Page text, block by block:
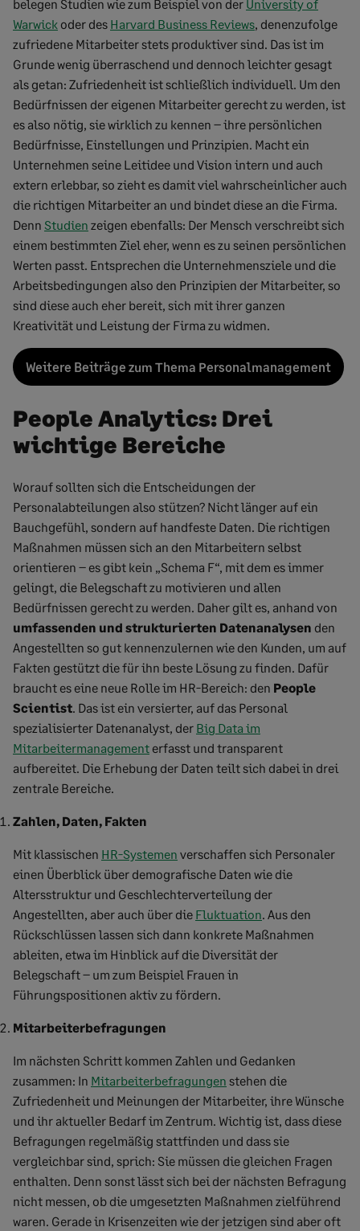
belegen Studien wie zum Beispiel von der University of
Warwick oder des Harvard Business Reviews, denenzufolge
zufriedene Mitarbeiter stets produktiver sind. Das ist im
Grunde wenig überraschend und dennoch leichter gesagt
als getan: Zufriedenheit ist schließlich individuell. Um den
Bedürfnissen der eigenen Mitarbeiter gerecht zu werden, ist
es also nötig, sie wirklich zu kennen – ihre persönlichen
Bedürfnisse, Einstellungen und Prinzipien. Macht ein
Unternehmen seine Leitidee und Vision intern und auch
extern erlebbar, so zieht es damit viel wahrscheinlicher auch
die richtigen Mitarbeiter an und bindet diese an die Firma.
Denn Studien zeigen ebenfalls: Der Mensch verschreibt sich
einem bestimmten Ziel eher, wenn es zu seinen persönlichen
Werten passt. Entsprechen die Unternehmensziele und die
Arbeitsbedingungen also den Prinzipien der Mitarbeiter, so
sind diese auch eher bereit, sich mit ihrer ganzen
Kreativität und Leistung der Firma zu widmen.
Weitere Beiträge zum Thema Personalmanagement
People Analytics: Drei
wichtige Bereiche
Worauf sollten sich die Entscheidungen der
Personalabteilungen also stützen? Nicht länger auf ein
Bauchgefühl, sondern auf handfeste Daten. Die richtigen
Maßnahmen müssen sich an den Mitarbeitern selbst
orientieren – es gibt kein „Schema F“, mit dem es immer
gelingt, die Belegschaft zu motivieren und allen
Bedürfnissen gerecht zu werden. Daher gilt es, anhand von
umfassenden und strukturierten Datenanalysen den
Angestellten so gut kennenzulernen wie den Kunden, um auf
Fakten gestützt die für ihn beste Lösung zu finden. Dafür
braucht es eine neue Rolle im HR-Bereich: den People
Scientist. Das ist ein versierter, auf das Personal
spezialisierter Datenanalyst, der Big Data im
Mitarbeitermanagement erfasst und transparent
aufbereitet. Die Erhebung der Daten teilt sich dabei in drei
zentrale Bereiche.
Zahlen, Daten, Fakten
Mit klassischen HR-Systemen verschaffen sich Personaler
einen Überblick über demografische Daten wie die
Altersstruktur und Geschlechterverteilung der
Angestellten, aber auch über die Fluktuation. Aus den
Rückschlüssen lassen sich dann konkrete Maßnahmen
ableiten, etwa im Hinblick auf die Diversität der
Belegschaft – um zum Beispiel Frauen in
Führungspositionen aktiv zu fördern.
Mitarbeiterbefragungen
Im nächsten Schritt kommen Zahlen und Gedanken
zusammen: In Mitarbeiterbefragungen stehen die
Zufriedenheit und Meinungen der Mitarbeiter, ihre Wünsche
und ihr aktueller Bedarf im Zentrum. Wichtig ist, dass diese
Befragungen regelmäßig stattfinden und dass sie
vergleichbar sind, sprich: Sie müssen die gleichen Fragen
enthalten. Denn sonst lässt sich bei der nächsten Befragung
nicht messen, ob die umgesetzten Maßnahmen zielführend
waren. Gerade in Krisenzeiten wie der jetzigen sind aber oft